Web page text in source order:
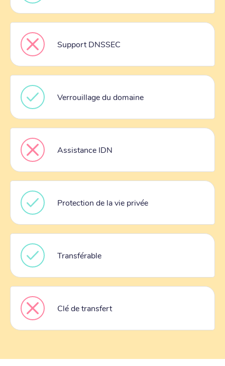
Support DNSSEC
Verrouillage du domaine
Assistance IDN
Protection de la vie privée
Transférable
Clé de transfert